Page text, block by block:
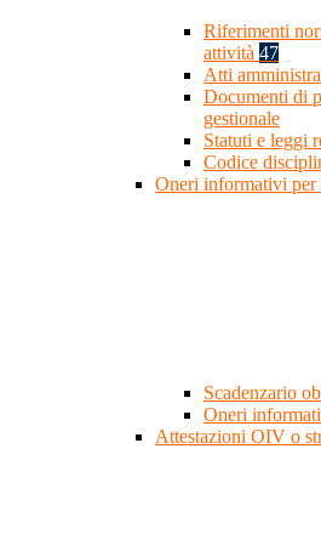
Riferimenti
attività 47
Atti
Documenti di
gestionale
Statuti e leggi
Codice
Oneri informativi per
Scadenzario
Oneri
Attestazioni OIV o